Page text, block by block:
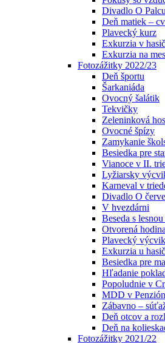
Divadlo O
Deň matiek –
Plavecký kurz
Exkurzia v
Exkurzia na
Fotozážitky 2022/23
Deň športu
Šarkaniáda
Ovocný šalátik
Tekvičky
Zeleninková
Ovocné špízy
Zamykanie
Besiedka pre
Vianoce v II.
Lyžiarsky
Karneval v
Divadlo O
V hvezdárni
Beseda s
Otvorená
Plavecký
Exkurzia u
Besiedka pre
Hľadanie
Popoludnie v
MDD v
Zábavno –
Deň otcov a
Deň na
Fotozážitky 2021/22